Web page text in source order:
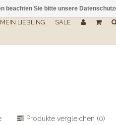
MEIN LIEBLING SALE
Produkte vergleichen (0)
beachten Sie bitte unsere